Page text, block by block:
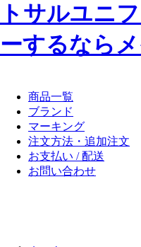
トサルユニ
ーするなら
商品一覧
ブランド
マーキング
注文方法・追加注文
お支払い / 配送
お問い合わせ